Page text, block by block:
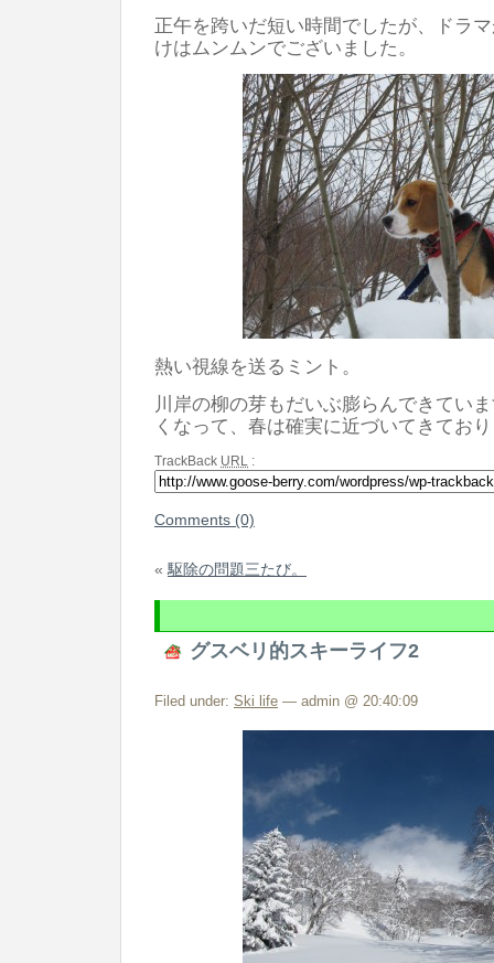
正午を跨いだ短い時間でしたが、ドラ
けはムンムンでございました。
熱い視線を送るミント。
川岸の柳の芽もだいぶ膨らんできてい
くなって、春は確実に近づいてきてお
TrackBack URL :
Comments (0)
« 駆除の問題三たび。
グスベリ的スキーライフ2
Filed under: Ski life — admin @ 20:40:09